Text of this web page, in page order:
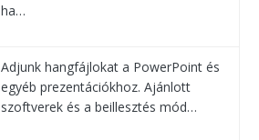
ha…
Adjunk hangfájlokat a PowerPoint és
egyéb prezentációkhoz. Ajánlott
szoftverek és a beillesztés mód…